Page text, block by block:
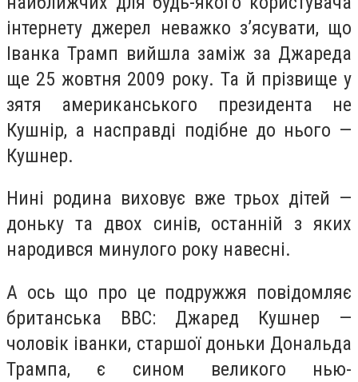
інтернету джерел неважко з’ясувати, що
Іванка Трамп вийшла заміж за Джареда
ще 25 жовтня 2009 року. Та й прізвище у
зятя американського президента не
Кушнір, а насправді подібне до нього —
Кушнер.
Нині родина виховує вже трьох дітей —
доньку та двох синів, останній з яких
народився минулого року навесні.
А ось що про це подружжя повідомляє
британська ВВС: Джаред Кушнер —
чоловік іванки, старшої доньки Дональда
Трампа, є сином великого нью-